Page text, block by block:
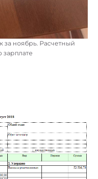
за ноябрь. Расчетный
зарплате